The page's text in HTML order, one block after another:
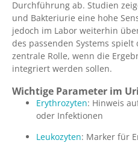
Durchführung ab. Studien
und Bakteriurie eine hohe
jedoch im Labor weiterhin
des passenden Systems
zentrale Rolle, wenn die
integriert werden sollen.
Wichtige Parameter im
Erythrozyten: Hinweis
oder Infektionen
Leukozyten: Marker für